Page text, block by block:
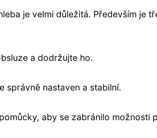
je velmi důležitá. Především je
a dodržujte ho.
správně nastaven a stabilní.
aby se zabránilo možnosti